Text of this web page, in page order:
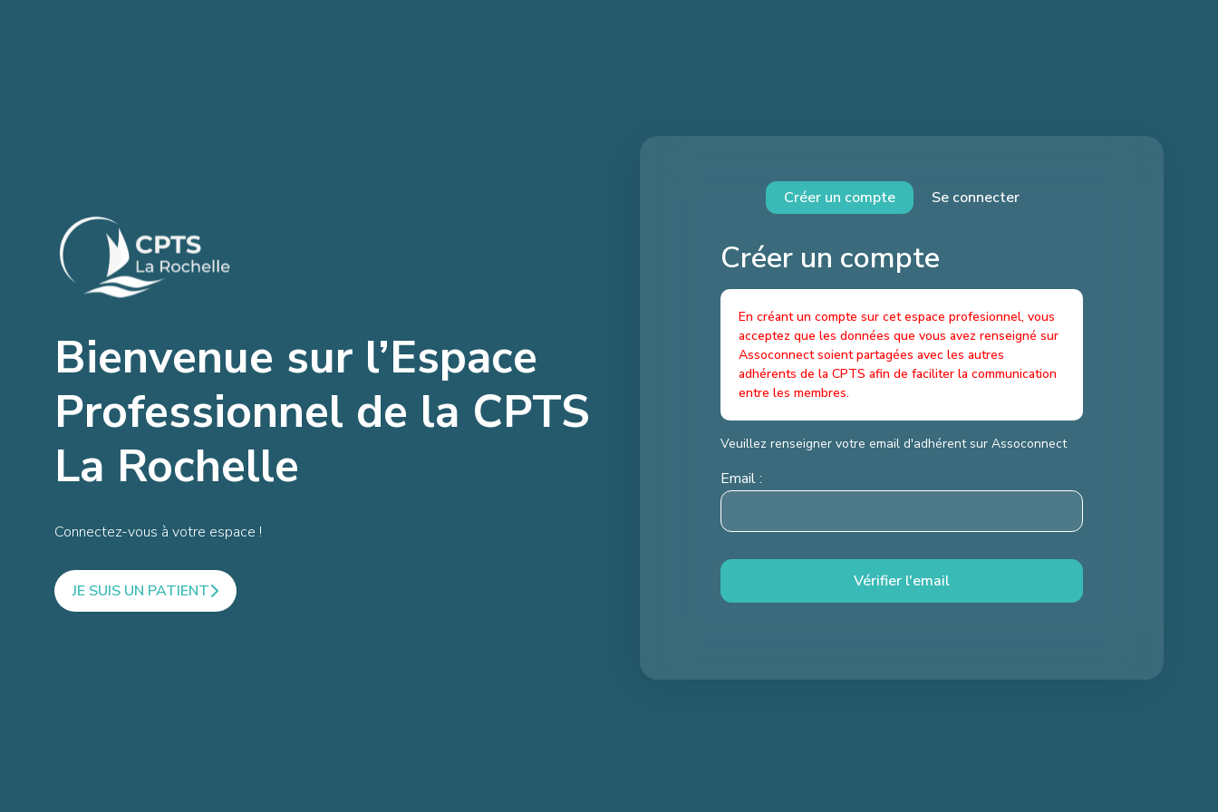
Bienvenue sur l’Espace
Professionnel de la CPTS
La Rochelle
Connectez-vous à votre espace !
JE SUIS UN PATIENT
Créer un compte Se connecter
Créer un compte
En créant un compte sur cet espace profesionnel, vous
acceptez que les données que vous avez renseigné sur
Assoconnect soient partagées avec les autres
adhérents de la CPTS afin de faciliter la communication
entre les membres.
Veuillez renseigner votre email d'adhérent sur Assoconnect
Email :
Vérifier l'email